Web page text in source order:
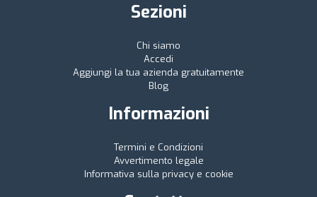
Sezioni
Chi siamo
Accedi
Aggiungi la tua azienda gratuitamente
Blog
Informazioni
Termini e Condizioni
Avvertimento legale
Informativa sulla privacy e cookie